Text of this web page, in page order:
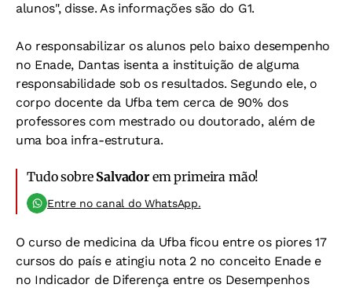
alunos", disse. As informações são do G1.
Ao responsabilizar os alunos pelo baixo desempenho
no Enade, Dantas isenta a instituição de alguma
responsabilidade sob os resultados. Segundo ele, o
corpo docente da Ufba tem cerca de 90% dos
professores com mestrado ou doutorado, além de
uma boa infra-estrutura.
Tudo sobre Salvadorem primeira mão!
Entre no canal do WhatsApp.
O curso de medicina da Ufba ficou entre os piores 17
cursos do país e atingiu nota 2 no conceito Enade e
no Indicador de Diferença entre os Desempenhos